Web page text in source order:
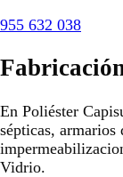
955 632 038
En Poliéster
sépticas, armarios
Vidrio.